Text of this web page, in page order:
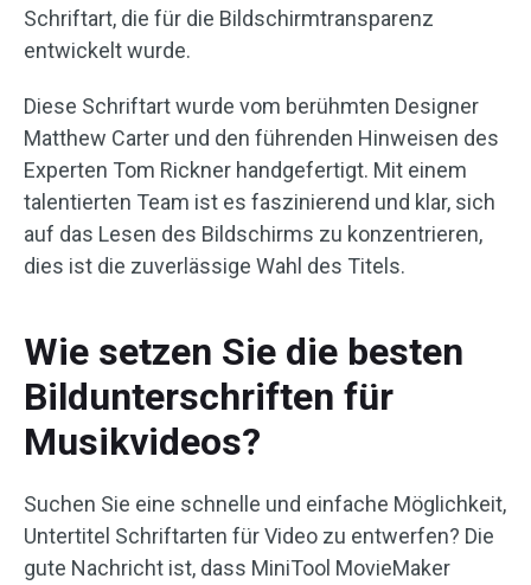
Schriftart, die für die Bildschirmtransparenz
entwickelt wurde.
Diese Schriftart wurde vom berühmten Designer
Matthew Carter und den führenden Hinweisen des
Experten Tom Rickner handgefertigt. Mit einem
talentierten Team ist es faszinierend und klar, sich
auf das Lesen des Bildschirms zu konzentrieren,
dies ist die zuverlässige Wahl des Titels.
Wie setzen Sie die besten
Bildunterschriften für
Musikvideos?
Suchen Sie eine schnelle und einfache Möglichkeit,
Untertitel Schriftarten für Video zu entwerfen? Die
gute Nachricht ist, dass MiniTool MovieMaker